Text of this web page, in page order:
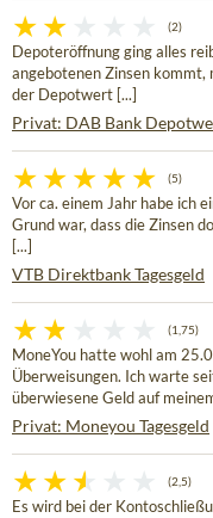
(2)
Depoteröffnung ging alles
angebotenen Zinsen
der Depotwert [...]
Privat: DAB Bank
(5)
Vor ca. einem Jahr habe ich
Grund war, dass die Zinsen
[...]
VTB Direktbank Tagesgeld
(1,75)
MoneYou hatte wohl am
Überweisungen. Ich warte
überwiesene Geld auf
Privat: Moneyou Tagesgeld
(2,5)
Es wird bei der